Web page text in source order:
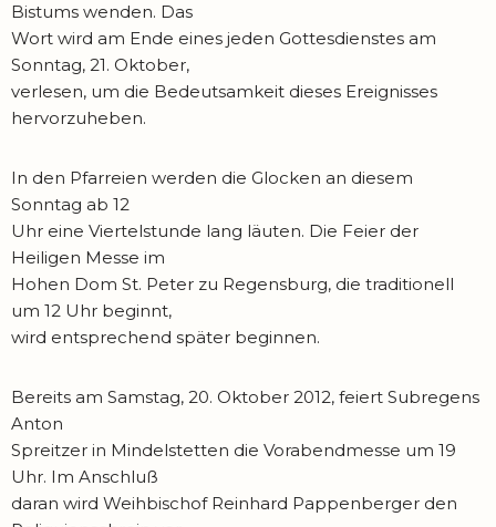
Bistums wenden. Das
Wort wird am Ende eines jeden Gottesdienstes am
Sonntag, 21. Oktober,
verlesen, um die Bedeutsamkeit dieses Ereignisses
hervorzuheben.
In den Pfarreien werden die Glocken an diesem
Sonntag ab 12
Uhr eine Viertelstunde lang läuten. Die Feier der
Heiligen Messe im
Hohen Dom St. Peter zu Regensburg, die traditionell
um 12 Uhr beginnt,
wird entsprechend später beginnen.
Bereits am Samstag, 20. Oktober 2012, feiert Subregens
Anton
Spreitzer in Mindelstetten die Vorabendmesse um 19
Uhr. Im Anschluß
daran wird Weihbischof Reinhard Pappenberger den